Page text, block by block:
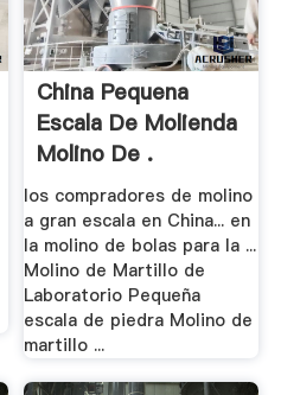
China Pequena
Escala De Molienda
Molino De .
los compradores de molino
a gran escala en China... en
la molino de bolas para la ...
Molino de Martillo de
Laboratorio Pequeña
escala de piedra Molino de
martillo ...